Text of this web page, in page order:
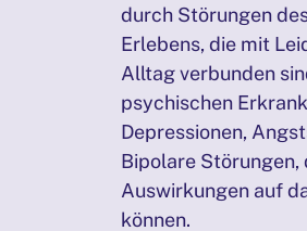
PRÄSENZTAGE 27./28.09.2025
durch Störungen
Erlebens, die mit
Alltag verbunden
psychischen
Depressionen,
Bipolare
Auswirkungen auf
können.